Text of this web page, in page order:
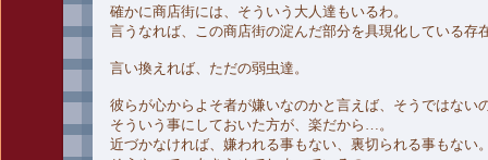
確かに商店街には、そういう大人達もいるわ。
言うなれば、この商店街の淀んだ部分を具現化している存
言い換えれば、ただの弱虫達。
彼らが心からよそ者が嫌いなのかと言えば、そうではない
そういう事にしておいた方が、楽だから…。
近づかなければ、嫌われる事もない、裏切られる事もない